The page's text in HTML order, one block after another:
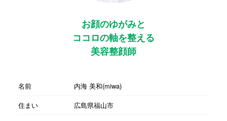
お顔のゆがみと
ココロの軸を整える
美容整顔師
名前
内海 美和(miwa)
住まい
広島県福山市